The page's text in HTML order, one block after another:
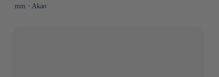
mm ⋅ Akao